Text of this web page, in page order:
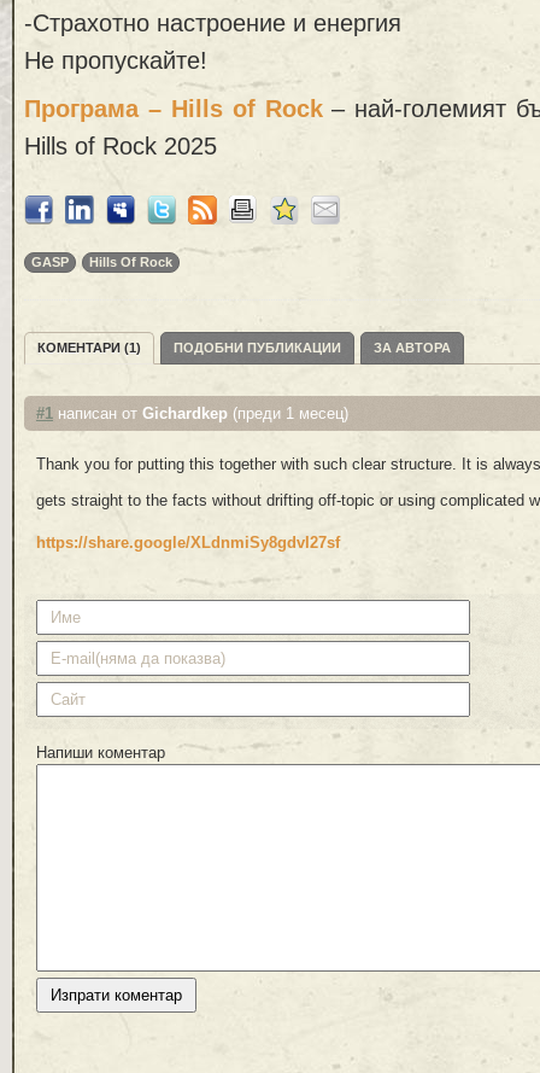
-Страхотно настроение и енергия
Не пропускайте!
Програма – Hills of Rock– най-големият
Hills of Rock 2025
GASP Hills Of Rock
КОМЕНТАРИ (1) ПОДОБНИ ПУБЛИКАЦИИ ЗА АВТОРА
#1 написан от Gichardkep (преди 1 месец)
Thank you for putting this together with such clear structure. It is
gets straight to the facts without drifting off-topic or using complicated
https://share.google/XLdnmiSy8gdvI27sf
Напиши коментар